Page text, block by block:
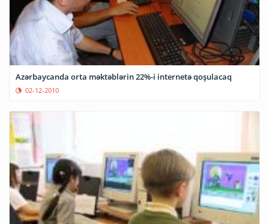
Azərbaycanda orta məktəblərin 22%-i internetə qoşulacaq
02-12-2010